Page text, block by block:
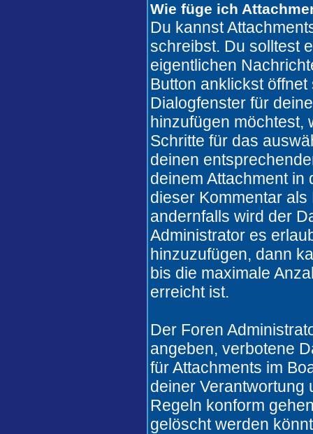
Wie füge ich
Du kannst
schreibst. Du solltest
eigentlichen
Button anklickst
Dialogfenster für
hinzufügen möchtest,
Schritte für das
deinen
deinem Attachment in
dieser Kommentar
andernfalls wird der
Administrator es
hinzuzufügen, dann
bis die maximale
erreicht ist.
Der Foren
angeben, verbotene
für Attachments im
deiner Verantwortung
Regeln konform
gelöscht werden